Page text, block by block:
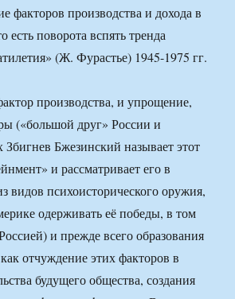
факторов производства и дохода в
есть поворота вспять тренда
(Ж. Фурастье) 1945-1975 гг.
производства, и упрощение,
(«большой друг» России и
Збигнев Бжезинский называет этот
и рассматривает его в
видов психоисторического оружия,
одерживать её победы, в том
и прежде всего образования
отчуждение этих факторов в
будущего общества, создания